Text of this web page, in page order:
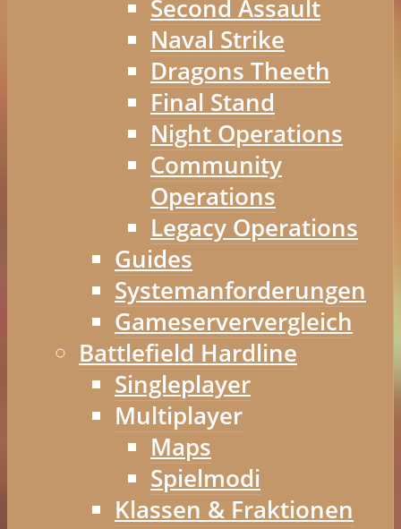
Second Assault
Naval Strike
Dragons Theeth
Final Stand
Night Operations
Community
Operations
Legacy Operations
Guides
Systemanforderungen
Gameserververgleich
Battlefield Hardline
Singleplayer
Multiplayer
Maps
Spielmodi
Klassen & Fraktionen